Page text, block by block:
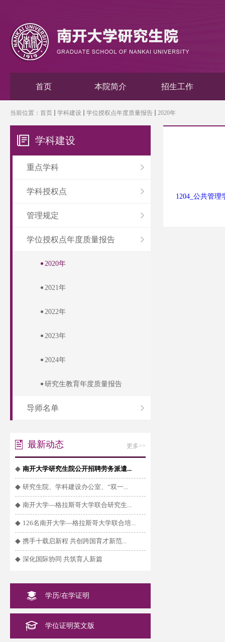
首页 本院简介 招生工作
当前位置： 首页 学科建设 学位授权点年度质量报告 2020年
学科建设
重点学科
学科授权点
管理规定
学位授权点年度质量报告
2020年
2021年
2022年
2023年
2024年
研究生教育年度质量报告
导师名单
最新动态 更多>>
◆ 南开大学研究生院公开招聘劳务派遣...
◆ 研究生院、学科建设办公室、“双一...
◆ 南开大学—格拉斯哥大学联合研究生...
◆ 126名南开大学—格拉斯哥大学联合培...
◆ 携手十载启新程 共创跨国育才新范...
◆ 深化国际协同 共筑育人新篇
学历/在学证明
学位证明英文版
1204_公共管理